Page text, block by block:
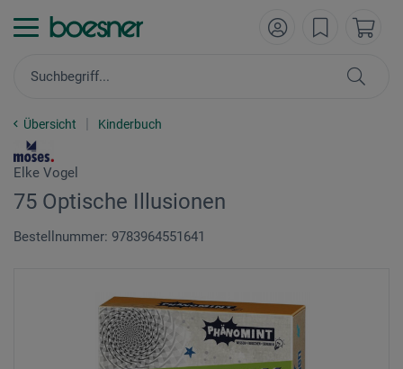
Übersicht Kinderbuch
Elke Vogel
75 Optische Illusionen
Bestellnummer: 9783964551641